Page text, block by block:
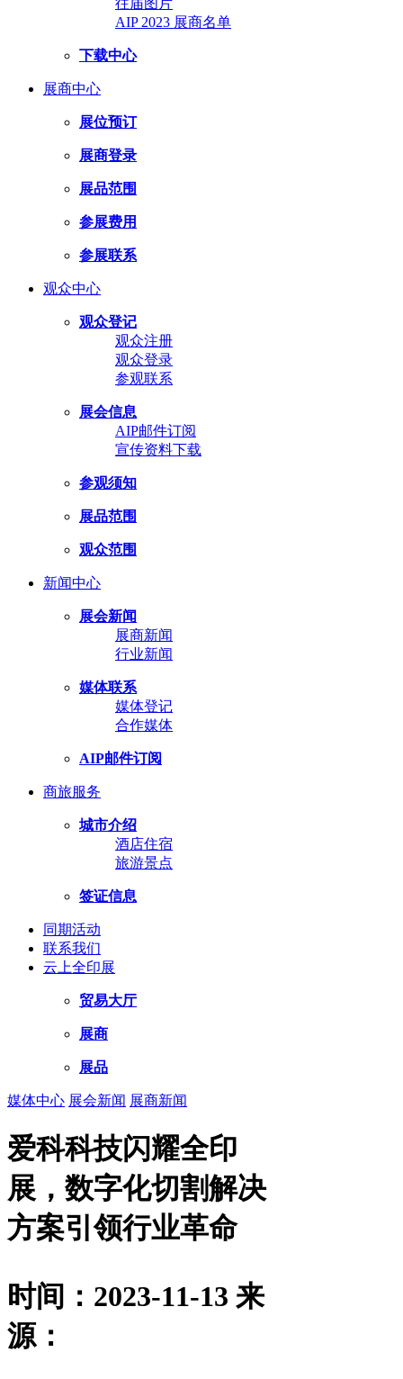
AIP 2023 展商名单
下载中心
展商中心
展位预订
展商登录
展品范围
参展费用
参展联系
观众中心
观众登记
观众注册
观众登录
参观联系
展会信息
AIP邮件订阅
宣传资料下载
参观须知
展品范围
观众范围
新闻中心
展会新闻
展商新闻
行业新闻
媒体联系
媒体登记
合作媒体
AIP邮件订阅
商旅服务
城市介绍
酒店住宿
旅游景点
签证信息
同期活动
联系我们
云上全印展
贸易大厅
展商
展品
媒体中心 展会新闻 展商新闻
爱科科技闪耀全印
展，数字化切割解决
方案引领行业革命
时间：2023-11-13 来
源：